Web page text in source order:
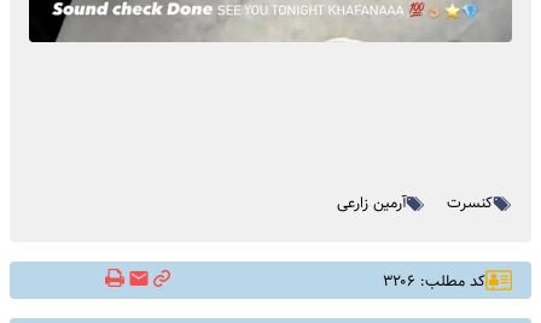
کنسرت آرمین زارعی
کد مطلب: ۳۲۰۶